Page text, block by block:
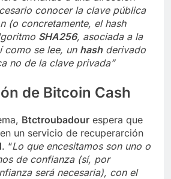
conocer la clave pública
(o concretamente, el hash
SHA256, asociada a la
como se lee, un hashderivado
no de la clave privada”
de Bitcoin Cash
Btctroubadour espera que
un servicio de recuperarción
. “Lo que encesitamos son uno o
de confianza (sí, por
será necesaria), con el